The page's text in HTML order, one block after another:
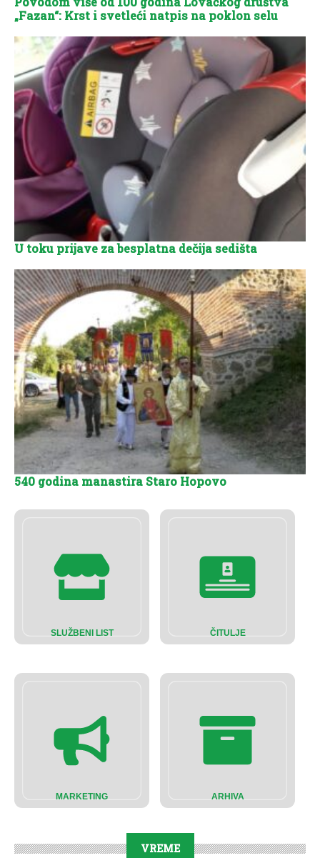
SLUŽBENI LIST ČITULJE
MARKETING ARHIVA
VREME
„Fazan“: Krst i svetleći natpis na poklon selu
U toku prijave za besplatna dečija sedišta
540 godina manastira Staro Hopovo